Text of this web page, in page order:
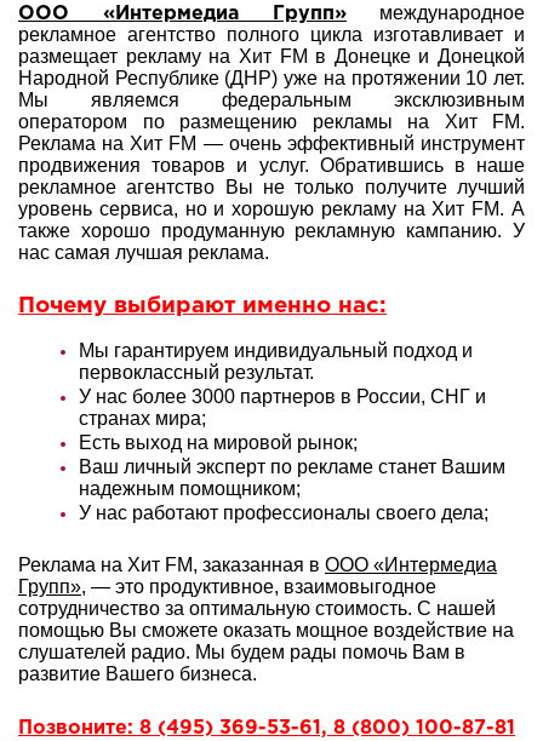
ООО «Интермедиа Групп» международное
рекламное агентство полного цикла изготавливает и
размещает рекламу на Хит FM в Донецке и Донецкой
Народной Республике (ДНР) уже на протяжении 10 лет.
Мы являемся федеральным эксклюзивным
оператором по размещению рекламы на Хит FM.
Реклама на Хит FM — очень эффективный инструмент
продвижения товаров и услуг. Обратившись в наше
рекламное агентство Вы не только получите лучший
уровень сервиса, но и хорошую рекламу на Хит FM. А
также хорошо продуманную рекламную кампанию. У
нас самая лучшая реклама.
Почему выбирают именно нас:
Мы гарантируем индивидуальный подход и
первоклассный результат.
У нас более 3000 партнеров в России, СНГ и
странах мира;
Есть выход на мировой рынок;
Ваш личный эксперт по рекламе станет Вашим
надежным помощником;
У нас работают профессионалы своего дела;
Реклама на Хит FM, заказанная в ООО «Интермедиа
Групп», — это продуктивное, взаимовыгодное
сотрудничество за оптимальную стоимость. С нашей
помощью Вы сможете оказать мощное воздействие на
слушателей радио. Мы будем рады помочь Вам в
развитие Вашего бизнеса.
Позвоните: 8 (495) 369-53-61, 8 (800) 100-87-81